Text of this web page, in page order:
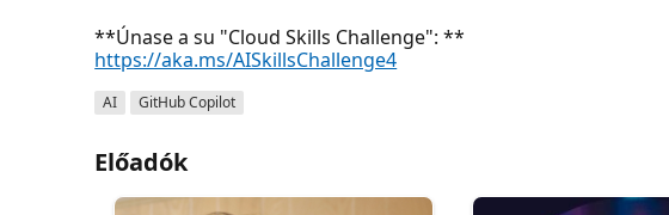
**Únase a su "Cloud Skills Challenge": **
https://aka.ms/AISkillsChallenge4
AI GitHub Copilot
Előadók